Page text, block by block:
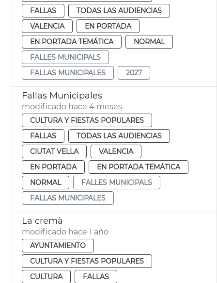
FALLAS
TODAS LAS AUDIENCIAS
VALENCIA
EN PORTADA
EN PORTADA TEMÁTICA
NORMAL
FALLES MUNICIPALS
FALLAS MUNICIPALES
2027
Fallas Municipales
modificado hace 4 meses
CULTURA Y FIESTAS POPULARES
FALLAS
TODAS LAS AUDIENCIAS
CIUTAT VELLA
VALENCIA
EN PORTADA
EN PORTADA TEMÁTICA
NORMAL
FALLES MUNICIPALS
FALLAS MUNICIPALES
La cremà
modificado hace 1 año
AYUNTAMIENTO
CULTURA Y FIESTAS POPULARES
CULTURA
FALLAS